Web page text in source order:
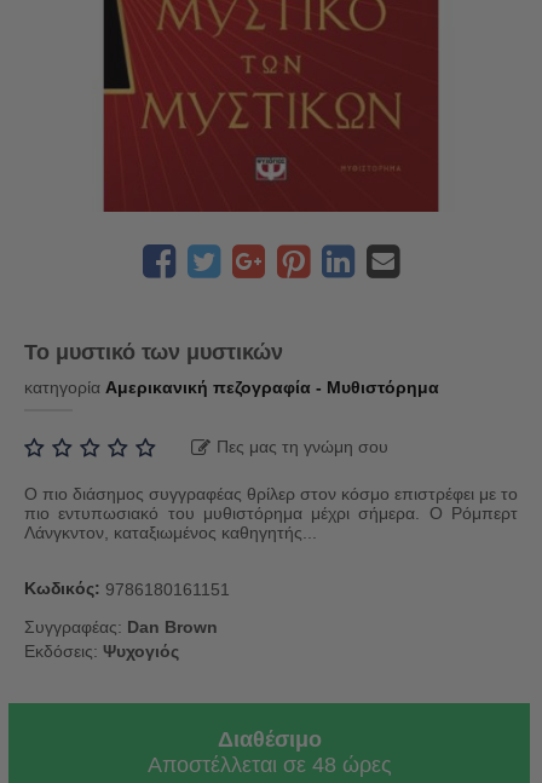
Το μυστικό των μυστικών
κατηγορία Αμερικανική πεζογραφία - Μυθιστόρημα
Πες μας τη γνώμη σου
Ο πιο διάσημος συγγραφέας θρίλερ στον κόσμο επιστρέφει με το
πιο εντυπωσιακό του μυθιστόρημα μέχρι σήμερα. Ο Ρόμπερτ
Λάνγκντον, καταξιωμένος καθηγητής...
Κωδικός: 9786180161151
Συγγραφέας: Dan Brown
Εκδόσεις: Ψυχογιός
Διαθέσιμο
Αποστέλλεται σε 48 ώρες